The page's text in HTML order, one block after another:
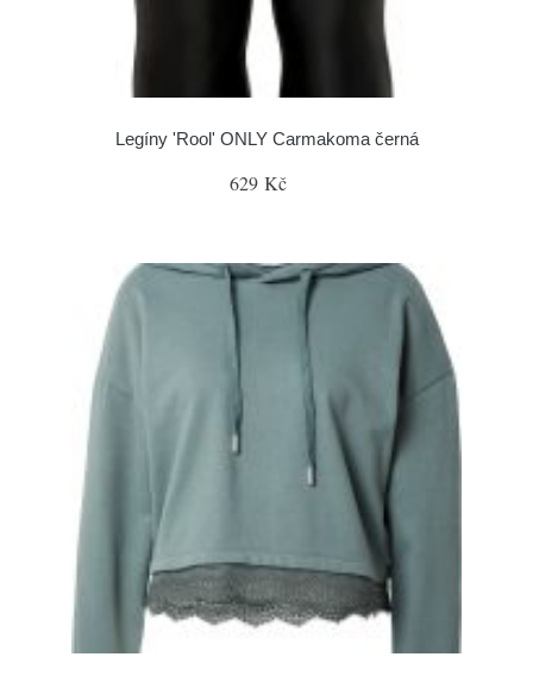
Legíny 'Rool' ONLY Carmakoma černá
629 Kč